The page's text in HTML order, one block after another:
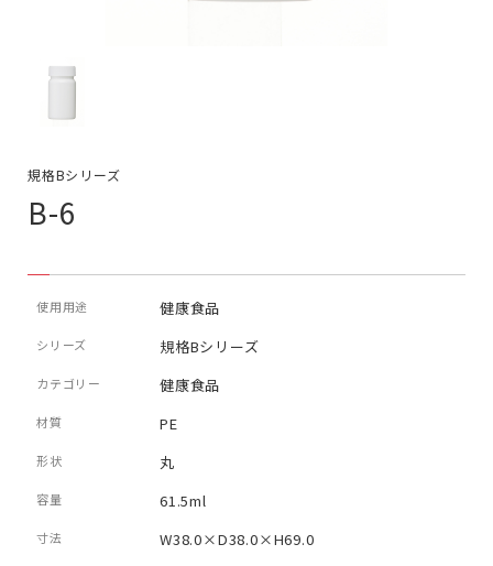
規格Bシリーズ
B-6
使用用途 健康食品
シリーズ 規格Bシリーズ
カテゴリー 健康食品
材質 PE
形状 丸
容量 61.5ml
寸法 W38.0×D38.0×H69.0